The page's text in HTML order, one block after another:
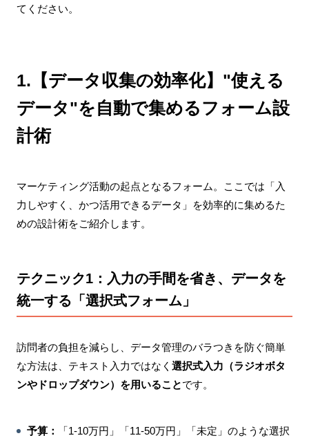
てください。
1.【データ収集の効率化】"使える
データ"を自動で集めるフォーム設
計術
マーケティング活動の起点となるフォーム。ここでは「入
力しやすく、かつ活用できるデータ」を効率的に集めるた
めの設計術をご紹介します。
テクニック1：入力の手間を省き、データを
統一する「選択式フォーム」
訪問者の負担を減らし、データ管理のバラつきを防ぐ簡単
な方法は、テキスト入力ではなく 選択式入力（ラジオボタ
ンやドロップダウン）を用いることです。
予算：
「1-10万円」「11-50万円」「未定」のような選択